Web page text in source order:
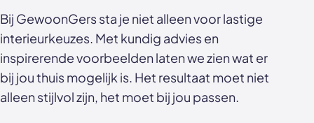
Bij GewoonGers sta je niet alleen voor lastige
interieurkeuzes. Met kundig advies en
inspirerende voorbeelden laten we zien wat er
bij jou thuis mogelijk is. Het resultaat moet niet
alleen stijlvol zijn, het moet bij jou passen.